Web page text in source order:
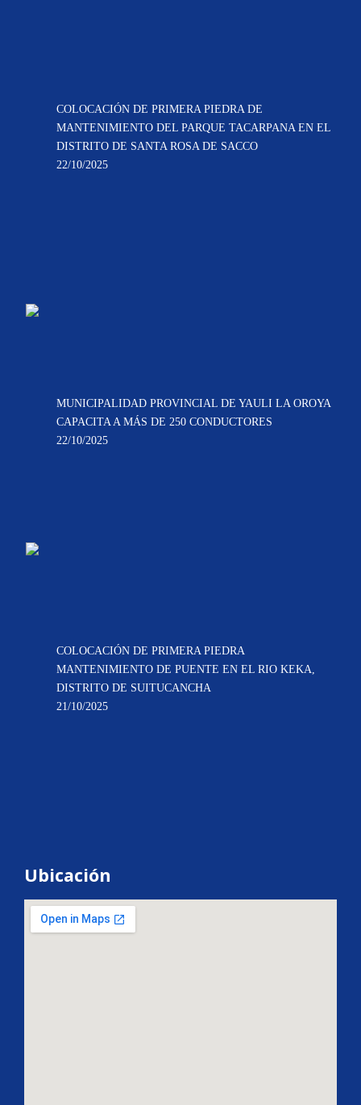
COLOCACIÓN DE PRIMERA PIEDRA DE
MANTENIMIENTO DEL PARQUE TACARPANA EN EL
DISTRITO DE SANTA ROSA DE SACCO
22/10/2025
MUNICIPALIDAD PROVINCIAL DE YAULI LA OROYA
CAPACITA A MÁS DE 250 CONDUCTORES
22/10/2025
COLOCACIÓN DE PRIMERA PIEDRA
MANTENIMIENTO DE PUENTE EN EL RIO KEKA,
DISTRITO DE SUITUCANCHA
21/10/2025
Ubicación